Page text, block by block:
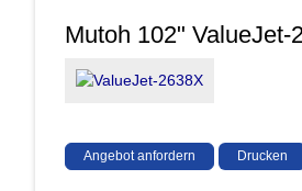
Mutoh 102" ValueJet-
Angebot anfordern Drucken